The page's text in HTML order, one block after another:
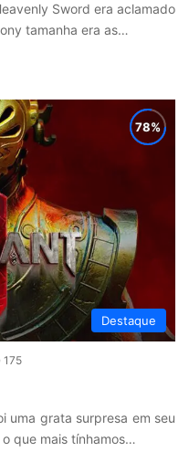
Sword era aclamado
tamanha era as…
Destaque
175
uma grata surpresa em seu
que mais tínhamos…